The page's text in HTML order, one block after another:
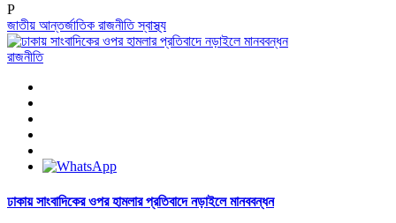
P
জাতীয় আন্তর্জাতিক রাজনীতিস্বাস্থ্য
রাজনীতি
ঢাকায় সাংবাদিকের ওপর হামলার প্রতিবাদে নড়াইলে মানববন্ধন